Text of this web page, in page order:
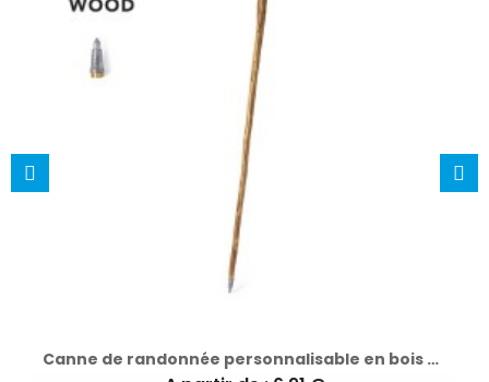
Canne de randonnée personnalisable en bois Tamdar